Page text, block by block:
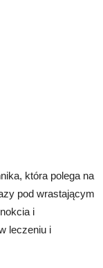
która polega na
pod wrastającym
i
leczeniu i